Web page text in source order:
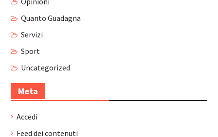
Quanto Guadagna
Servizi
Sport
Uncategorized
Meta
Accedi
Feed dei contenuti